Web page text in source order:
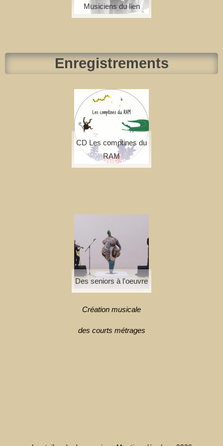
Musiciens du lien
Enregistrements
CD Les comptines du
RAM
Des seniors à l'oeuvre
Création musicale
des courts métrages